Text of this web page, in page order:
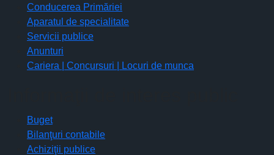
Conducerea Primăriei
Aparatul de specialitate
Servicii publice
Anunturi
Cariera | Concursuri | Locuri de munca
Buget
Bilanţuri contabile
Achiziţii publice